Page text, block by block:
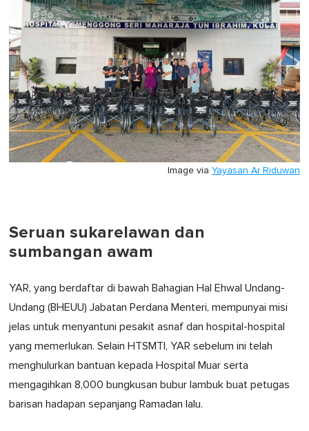
Image via Yayasan Ar Riduwan
Seruan sukarelawan dan
sumbangan awam
YAR, yang berdaftar di bawah Bahagian Hal Ehwal Undang-
Undang (BHEUU) Jabatan Perdana Menteri, mempunyai misi
jelas untuk menyantuni pesakit asnaf dan hospital-hospital
yang memerlukan. Selain HTSMTI, YAR sebelum ini telah
menghulurkan bantuan kepada Hospital Muar serta
mengagihkan 8,000 bungkusan bubur lambuk buat petugas
barisan hadapan sepanjang Ramadan lalu.